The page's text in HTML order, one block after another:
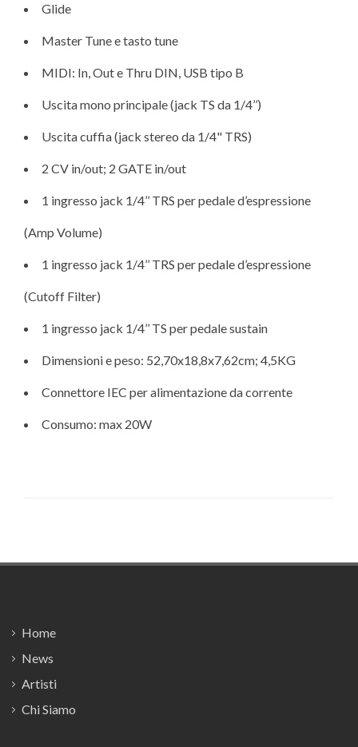
Glide
Master Tune e tasto tune
MIDI: In, Out e Thru DIN, USB tipo B
Uscita mono principale (jack TS da 1/4’’)
Uscita cuffia (jack stereo da 1/4" TRS)
2 CV in/out; 2 GATE in/out
1 ingresso jack 1/4’’ TRS per pedale d’espressione
(Amp Volume)
1 ingresso jack 1/4’’ TRS per pedale d’espressione
(Cutoff Filter)
1 ingresso jack 1/4’’ TS per pedale sustain
Dimensioni e peso: 52,70x18,8x7,62cm; 4,5KG
Connettore IEC per alimentazione da corrente
Consumo: max 20W
Home
News
Artisti
Chi Siamo